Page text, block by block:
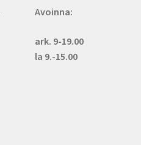
Avoinna:
ark. 9-19.00
la 9.-15.00